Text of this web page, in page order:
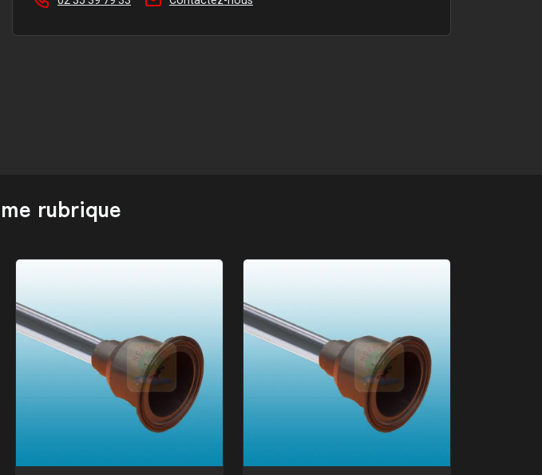
rubrique